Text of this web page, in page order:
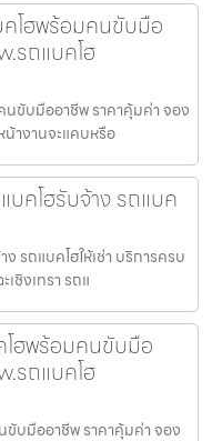
คโฮพร้อมคนขับมือ
รถแบคโฮ
นขับมืออาชีพ ราคาคุ้มค่า จอง
างานจะแคบหรือ
บคโฮรับจ้าง รถแบค
รถแบคโฮให้เช่า บริการครบ
ชิงเทรา รถแ
โฮพร้อมคนขับมือ
รถแบคโฮ
ขับมืออาชีพ ราคาคุ้มค่า จอง